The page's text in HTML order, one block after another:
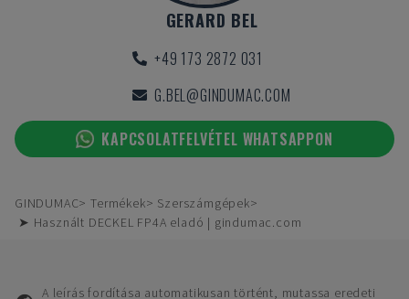
GERARD BEL
+49 173 2872 031
G.BEL@GINDUMAC.COM
KAPCSOLATFELVÉTEL WHATSAPPON
GINDUMAC Termékek
Szerszámgépek
➤ Használt DECKEL FP4A eladó | gindumac.com
A leírás fordítása automatikusan történt, mutassa eredeti